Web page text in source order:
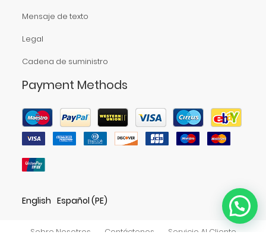
Mensaje de texto
Legal
Cadena de suministro
Payment Methods
English Español (PE)
Sobre Nosotros Contáctenos
Servicio Al Cliente